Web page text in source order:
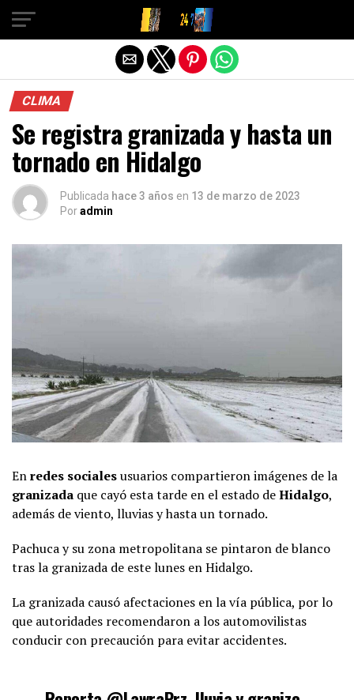
CLIMA
Se registra granizada y hasta un
tornado en Hidalgo
Publicada hace 3 años en 13 de marzo de 2023
Poradmin
Enredes socialesusuarios compartieron imágenes de la
granizada que cayó esta tarde en el estado deHidalgo,
además de viento, lluvias y hasta un tornado.
Pachuca y su zona metropolitana se pintaron de blanco
tras la granizada de este lunes en Hidalgo.
La granizada causó afectaciones en la vía pública, por lo
que autoridades recomendaron a los automovilistas
conducir con precaución para evitar accidentes.
Salir de la versión móvil